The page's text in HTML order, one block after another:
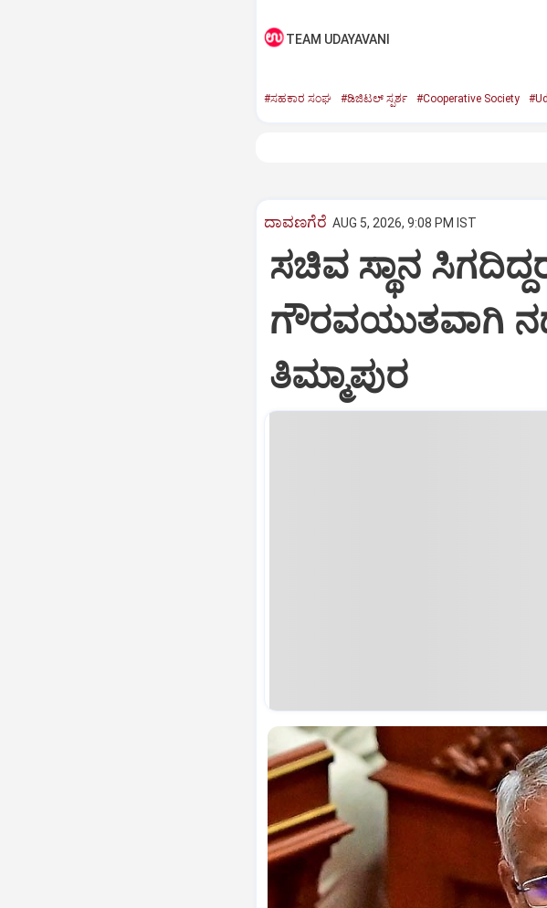
TEAM UDAYAVANI
#ಸಹಕಾರ ಸಂಘ #ಡಿಜಿಟಲ್‌ ಸ್ಪರ್ಶ #Cooperative Society
ದಾವಣಗೆರೆ AUG 5, 2026, 9:08 PM IST
ಸಚಿವ ಸ್ಥಾನ
ಗೌರವಯುತವಾಗಿ
ತಿಮ್ಮಾಪುರ